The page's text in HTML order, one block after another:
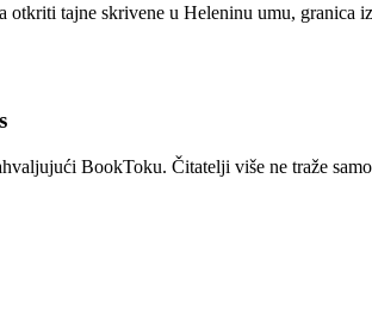
tajne skrivene u Heleninu umu, granica
BookToku. Čitatelji više ne traže